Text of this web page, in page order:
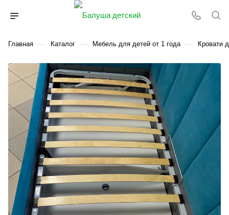
Главная — Каталог — Мебель для детей от 1 года — Кровати